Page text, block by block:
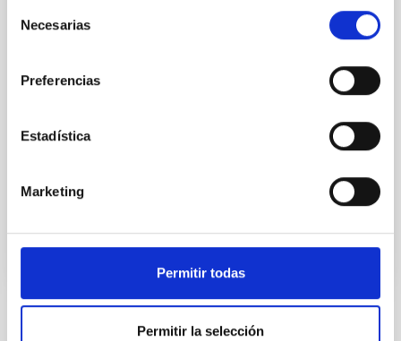
Necesarias
Preferencias
Estadística
Marketing
Permitir todas
Permitir la selección
discos en un centenar de galaxias Las galaxias están
concéntricos en forma de espiral. Como si de un lago
se tratara, como las ondas que se forman en las
escogemos la metáfora musical. Son las llamadas
ondas de densidad. Astrofísicos del IAC han
Fecha de publicación
TIPO DE NOTICIA